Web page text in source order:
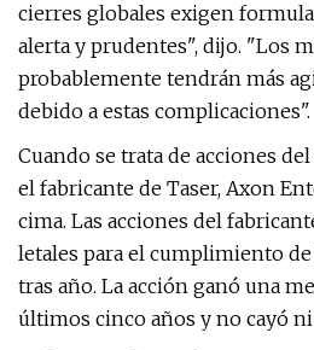
cierres globales exigen
alerta y prudentes", dijo. "Los
probablemente tendrán más
debido a estas complicaciones".
Cuando se trata de acciones
el fabricante de Taser, Axon
cima. Las acciones del
letales para el cumplimiento
tras año. La acción ganó una
últimos cinco años y no cayó ni